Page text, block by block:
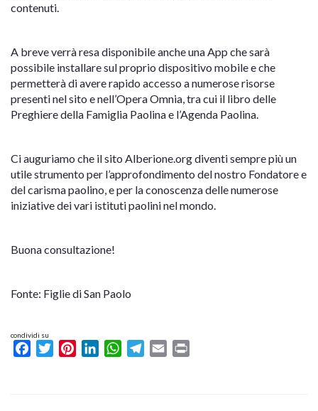
contenuti.
A breve verrà resa disponibile anche una App che sarà
possibile installare sul proprio dispositivo mobile e che
permetterà di avere rapido accesso a numerose risorse
presenti nel sito e nell’Opera Omnia, tra cui il libro delle
Preghiere della Famiglia Paolina e l’Agenda Paolina.
Ci auguriamo che il sito Alberione.org diventi sempre più un
utile strumento per l’approfondimento del nostro Fondatore e
del carisma paolino, e per la conoscenza delle numerose
iniziative dei vari istituti paolini nel mondo.
Buona consultazione!
Fonte: Figlie di San Paolo
condividi su
FacebookTwitterPinterestLinkedInWhatsAppTelegram
Email